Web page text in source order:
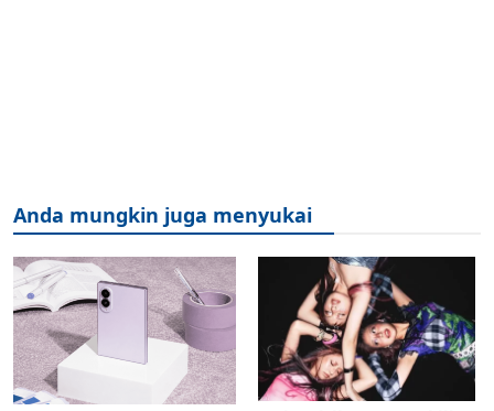
Anda mungkin juga menyukai